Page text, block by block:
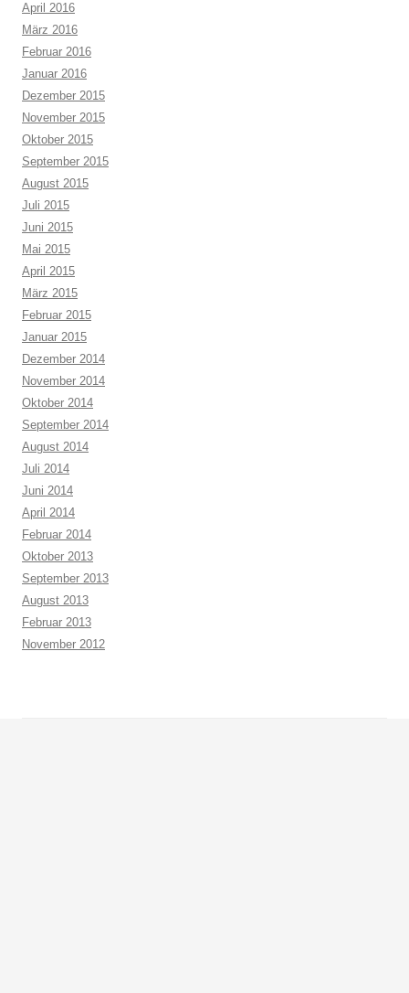
April 2016
März 2016
Februar 2016
Januar 2016
Dezember 2015
November 2015
Oktober 2015
September 2015
August 2015
Juli 2015
Juni 2015
Mai 2015
April 2015
März 2015
Februar 2015
Januar 2015
Dezember 2014
November 2014
Oktober 2014
September 2014
August 2014
Juli 2014
Juni 2014
April 2014
Februar 2014
Oktober 2013
September 2013
August 2013
Februar 2013
November 2012